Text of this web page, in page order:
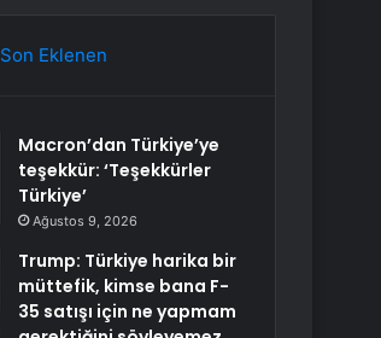
Son Eklenen
Macron’dan Türkiye’ye
teşekkür: ‘Teşekkürler
Türkiye’
Ağustos 9, 2026
Trump: Türkiye harika bir
müttefik, kimse bana F-
35 satışı için ne yapmam